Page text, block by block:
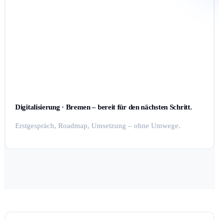
Digitalisierung · Bremen – bereit für den nächsten Schritt.
Erstgespräch, Roadmap, Umsetzung – ohne Umwege.